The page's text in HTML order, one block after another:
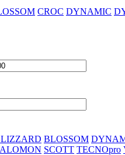
CROC DYNAMIC
BLOSSOM
SCOTT TECNOpro